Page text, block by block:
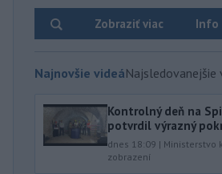
Info
Zobraziť viac
Najnovšie videáNajsledovanejšie
Kontrolný deň na
potvrdil výrazný
dnes 18:09 | Ministerstvo
zobrazení